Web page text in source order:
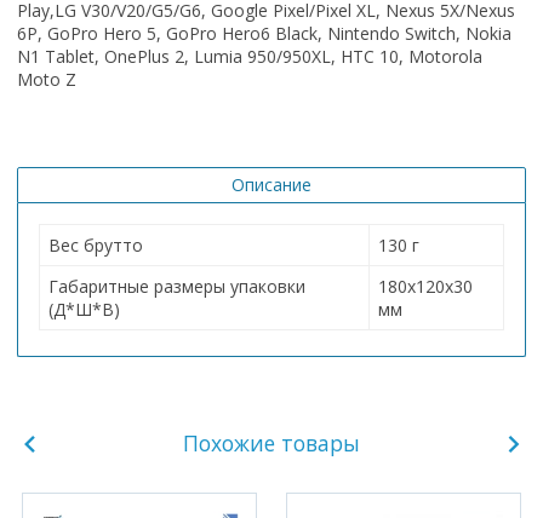
Play,LG V30/V20/G5/G6, Google Pixel/Pixel XL, Nexus 5X/Nexus
6P, GoPro Hero 5, GoPro Hero6 Black, Nintendo Switch, Nokia
N1 Tablet, OnePlus 2, Lumia 950/950XL, HTC 10, Motorola
Moto Z
Описание
Вес брутто
130 г
Габаритные размеры упаковки
(Д*Ш*В)
180х120х30
мм
Похожие товары